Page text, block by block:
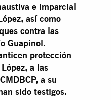
e imparcial
así como
contra las
Guapinol.
protección
a las
a su
sido testigos.